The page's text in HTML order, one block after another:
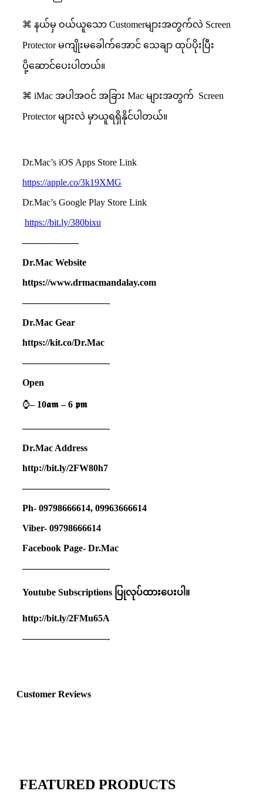
⌘ နယ်မှ ဝယ်ယူသော Customerများအတွက်လဲ Screen
Protector မကျိုးမခေါက်အောင် သေချာ ထုပ်ပိုးပြီး
ပို့ဆောင်ပေးပါတယ်။
⌘ iMac အပါအဝင် အခြား Mac များအတွက် Screen
Protector များလဲ မှာယူရရှိနိုင်ပါတယ်။
Dr.Mac’s iOS Apps Store Link
https://apple.co/3k19XMG
Dr.Mac’s Google Play Store Link
https://bit.ly/380bixu
——————
Dr.Mac Website
https://www.drmacmandalay.com
—————————-
Dr.Mac Gear
https://kit.co/Dr.Mac
—————————-
Open
⌚️– 10𝖆𝖒– 6 𝖕𝖒
—————————-
Dr.Mac Address
http://bit.ly/2FW80h7
—————————-
Ph- 09798666614, 09963666614
Viber- 09798666614
Facebook Page- Dr.Mac
—————————-
Youtube Subscriptions ပြုလုပ်ထားပေးပါ။
http://bit.ly/2FMu65A
—————————-
Customer Reviews
FEATURED PRODUCTS